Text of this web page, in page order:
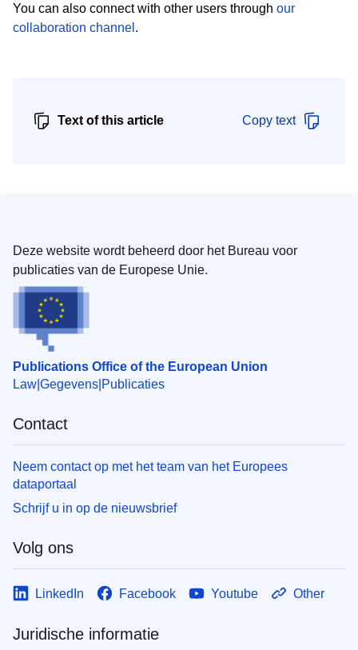
You can also connect with other users through our
collaboration channel .
Text of this article Copy text
Publications Office of the European Union
Law Gegevens Publicaties
Deze website wordt beheerd door het Bureau voor
publicaties van de Europese Unie.
Contact
Neem contact op met het team van het Europees
dataportaal
Schrijf u in op de nieuwsbrief
Volg ons
LinkedIn Facebook Youtube Other
Juridische informatie